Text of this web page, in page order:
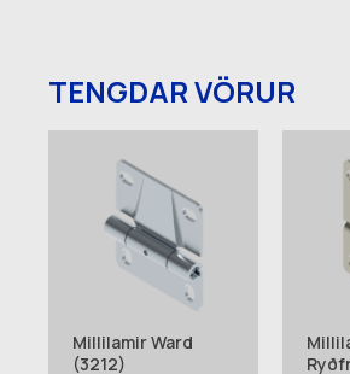
TENGDAR VÖRUR
Millilamir Ward
(3212)